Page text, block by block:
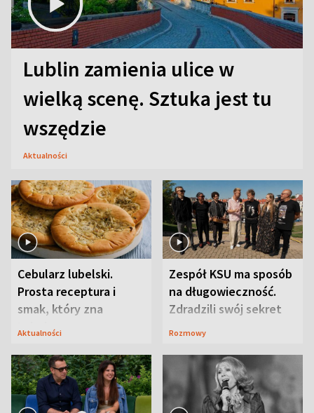
Lublin zamienia ulice w
wielką scenę. Sztuka jest tu
wszędzie
Aktualności
Cebularz lubelski.
Prosta receptura i
smak, który zna
Lubelszczyzna
Aktualności
Zespół KSU ma sposób
na długowieczność.
Zdradzili swój sekret
Rozmowy